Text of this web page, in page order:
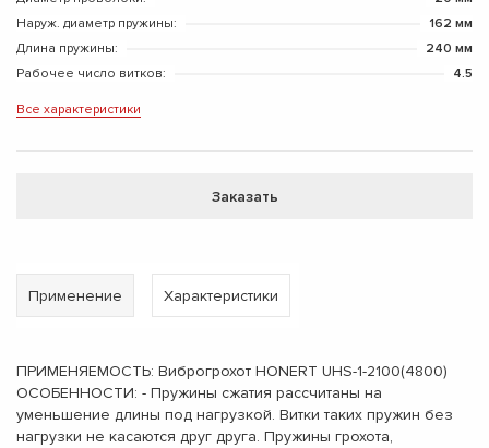
Наруж. диаметр пружины:
162 мм
Длина пружины:
240 мм
Рабочее число витков:
4.5
Все характеристики
Заказать
Применение Характеристики
ПРИМЕНЯЕМОСТЬ: Виброгрохот HONERT UHS-1-2100(4800)
ОСОБЕННОСТИ: - Пружины сжатия рассчитаны на
уменьшение длины под нагрузкой. Витки таких пружин без
нагрузки не касаются друг друга. Пружины грохота,